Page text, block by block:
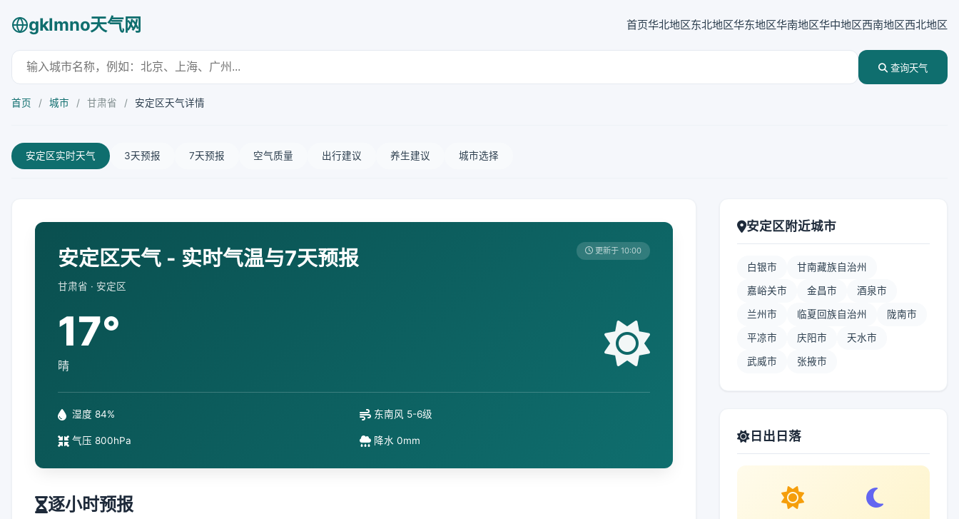
gklmno天气网 首页华北地区东北地区华东地区华南地区华中地区西南地区西北地区
查询天气
首页 / 城市 / 甘肃省 / 安定区天气详情
安定区实时天气 3天预报 7天预报 空气质量 出行建议 养生建议 城市选择
安定区天气 - 实时气温与7天预报
甘肃省 · 安定区
更新于 10:00
17°
晴
湿度 84% 东南风 5-6级
气压 800hPa 降水 0mm
逐小时预报
安定区附近城市
白银市 甘南藏族自治州
嘉峪关市 金昌市 酒泉市
兰州市 临夏回族自治州 陇南市
平凉市 庆阳市 天水市
武威市 张掖市
日出日落